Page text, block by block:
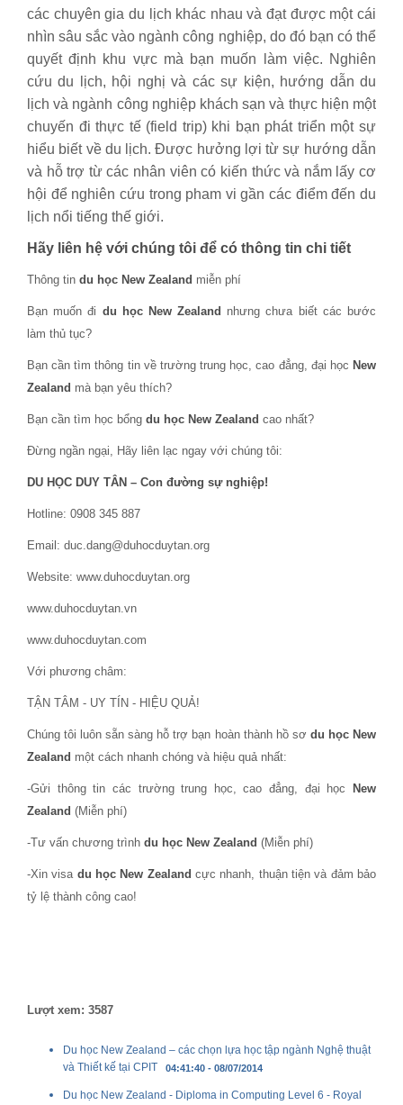
các chuyên gia du lịch khác nhau và đạt được một cái
nhìn sâu sắc vào ngành công nghiệp, do đó bạn có thể
quyết định khu vực mà bạn muốn làm việc. Nghiên
cứu du lịch, hội nghị và các sự kiện, hướng dẫn du
lịch và ngành công nghiệp khách sạn và thực hiện một
chuyến đi thực tế (field trip) khi bạn phát triển một sự
hiểu biết về du lịch. Được hưởng lợi từ sự hướng dẫn
và hỗ trợ từ các nhân viên có kiến ​​thức và nắm lấy cơ
hội để nghiên cứu trong pham vi gần các điểm đến du
lịch nổi tiếng thế giới.
Hãy liên hệ với chúng tôi để có thông tin chi tiết
Thông tin du học New Zealand miễn phí
Bạn muốn đi du học New Zealand nhưng chưa biết các bước
làm thủ tục?
Bạn cần tìm thông tin về trường trung học, cao đẳng, đại học New
Zealand mà bạn yêu thích?
Bạn cần tìm học bổng du học New Zealand cao nhất?
Đừng ngần ngại, Hãy liên lạc ngay với chúng tôi:
DU HỌC DUY TÂN – Con đường sự nghiệp!
Hotline: 0908 345 887
Email: duc.dang@duhocduytan.org
Website: www.duhocduytan.org
www.duhocduytan.vn
www.duhocduytan.com
Với phương châm:
TẬN TÂM - UY TÍN - HIỆU QUẢ!
Chúng tôi luôn sẵn sàng hỗ trợ bạn hoàn thành hồ sơ du học New
Zealand một cách nhanh chóng và hiệu quả nhất:
-Gửi thông tin các trường trung học, cao đẳng, đại học
New
Zealand (Miễn phí)
-Tư vấn chương trình du học New Zealand (Miễn phí)
-Xin visa du học New Zealand cực nhanh, thuận tiện và đảm bảo
tỷ lệ thành công cao!
Lượt xem: 3587
Du học New Zealand – các chọn lựa học tập ngành Nghệ thuật
và Thiết kế tại CPIT 04:41:40 - 08/07/2014
Du học New Zealand - Diploma in Computing Level 6 - Royal